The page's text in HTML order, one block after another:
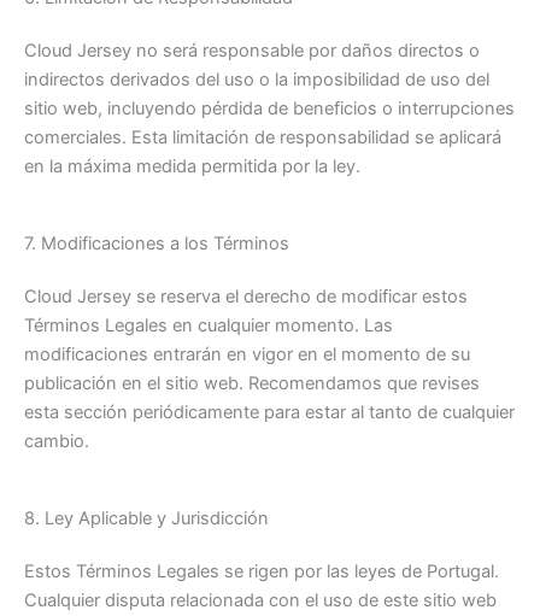
Cloud Jersey no será responsable por daños directos o
indirectos derivados del uso o la imposibilidad de uso del
sitio web, incluyendo pérdida de beneficios o interrupciones
comerciales. Esta limitación de responsabilidad se aplicará
en la máxima medida permitida por la ley.
7. Modificaciones a los Términos
Cloud Jersey se reserva el derecho de modificar estos
Términos Legales en cualquier momento. Las
modificaciones entrarán en vigor en el momento de su
publicación en el sitio web. Recomendamos que revises
esta sección periódicamente para estar al tanto de cualquier
cambio.
8. Ley Aplicable y Jurisdicción
Estos Términos Legales se rigen por las leyes de Portugal.
Cualquier disputa relacionada con el uso de este sitio web